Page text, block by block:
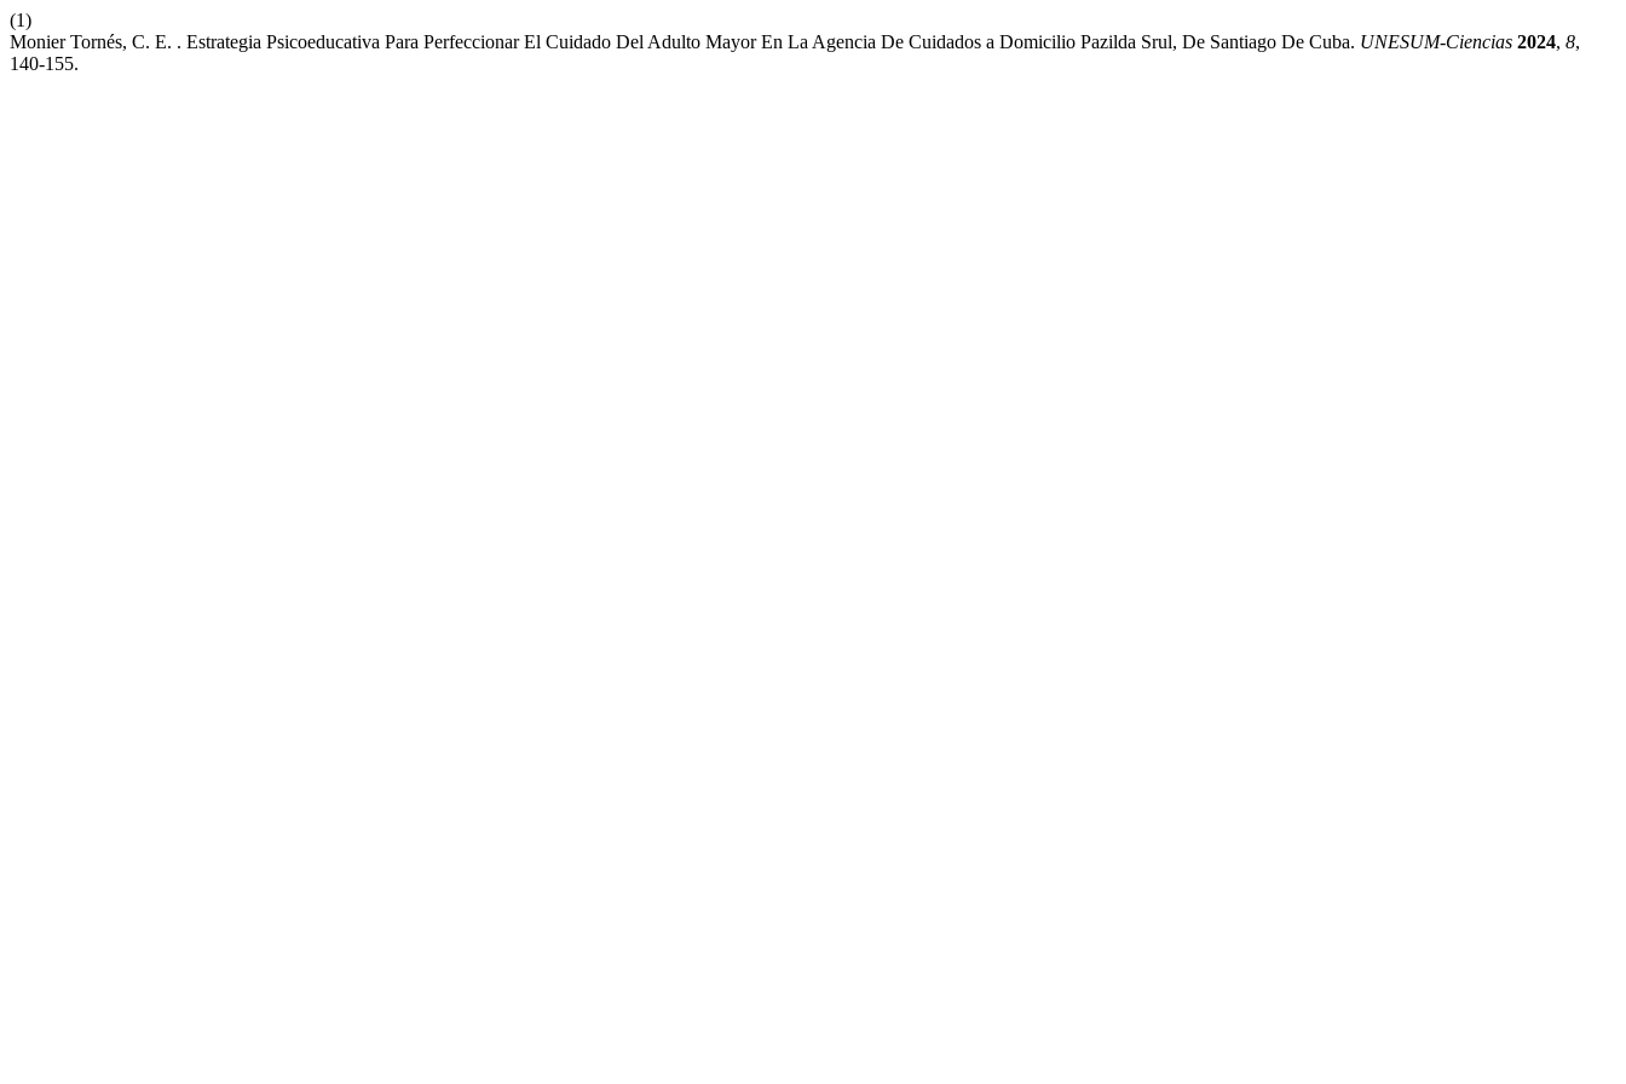
(1)
Monier Tornés, C. E. . Estrategia Psicoeducativa Para Perfeccionar El Cuidado Del Adulto Mayor En La Agencia De Cuidados a Domicilio Pazilda Srul, De Santiago De Cuba. UNESUM-Ciencias 2024, 8,
140-155.